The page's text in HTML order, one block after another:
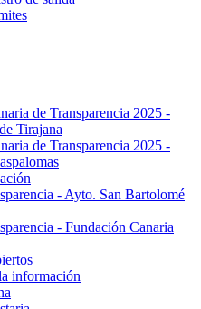
de Transparencia 2025 -
Tirajana
de Transparencia 2025 -
- Ayto. San Bartolomé
- Fundación Canaria
información